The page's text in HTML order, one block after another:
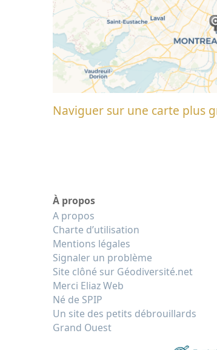
Naviguer sur une carte plus
À propos
A propos
Charte d’utilisation
Mentions légales
Signaler un problème
Site clôné sur Géodiversité.net
Merci Eliaz Web
Né de SPIP
Un site des petits débrouillards
Grand Ouest